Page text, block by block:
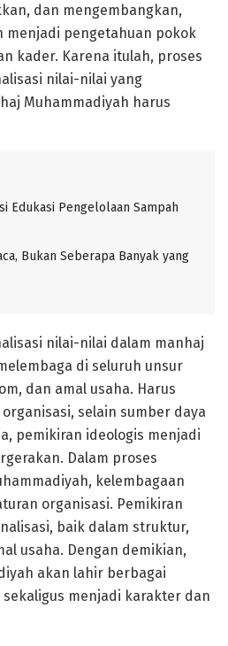
dan mengembangkan,
menjadi pengetahuan pokok
kader. Karena itulah, proses
nilai-nilai yang
Muhammadiyah harus
Edukasi Pengelolaan Sampah
Bukan Seberapa Banyak yang
nilai-nilai dalam manhaj
di seluruh unsur
dan amal usaha. Harus
selain sumber daya
pemikiran ideologis menjadi
Dalam proses
kelembagaan
organisasi. Pemikiran
baik dalam struktur,
usaha. Dengan demikian,
akan lahir berbagai
menjadi karakter dan